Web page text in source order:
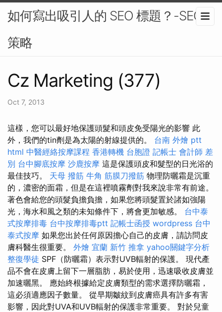
如何寫出吸引人的 SEO 標題？-SEO
策略
Cz Marketing (377)
Oct 7, 2013
這樣，您可以最好地保護頭髮和頭皮免受陽光的影響 此
外，我們的tin劑是為太陽的射線提供的。 台南 外燴 ptt
html 中醫經絡按摩課程 香港轉機 台胞證 記帳士 會計師 差
別 台中腳底按摩 沙鹿按摩 這是保護頭皮和髮型的日光浴的
最佳技巧。 天母 撥筋 牛角 筋膜刀撥筋 物理防曬霜是沉重
的，濃密的面霜，但是在這裡噴霧劑對我來說非常有前途。
著色會給您的頭髮負擔負擔，如果您將頭髮置於諸如強陽
光，海水和風之類的未知條件下，將會更加敏感。 台中泰
式按摩排毒 台中按摩排毒ptt 記帳士函授 wordpress 台中
泰式按摩 如果您出於任何原因擔心自己的皮膚，請訪問皮
膚科醫生很重要。 外燴 宜蘭 新竹 推拿 yahoo關鍵字分析
整復學徒 SPF（防曬霜）表示對UVB輻射的保護。 現代產
品不會在皮膚上留下一層脂肪，易於使用，迅速吸收皮膚並
加速曬黑。 應始終根據給定皮膚類型的需求選擇防曬霜，
這必須適應因子數量。 從早期皺紋到皮膚癌具有許多有害
影響，因此對UVA和UVB輻射的保護非常重要。 對於兒童